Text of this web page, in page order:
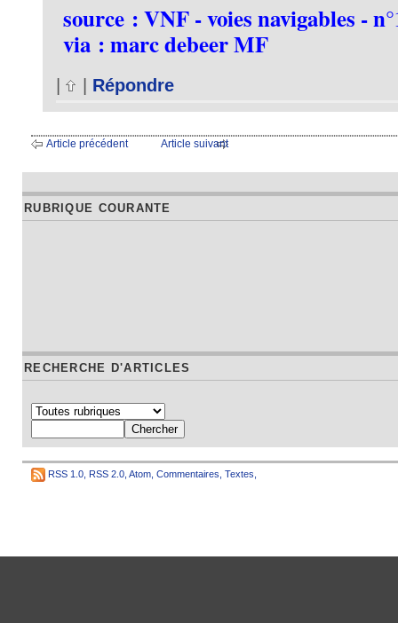
source : VNF - voies navigables -
via : marc debeer MF
Répondre
Article précédent Article suivant
RUBRIQUE COURANTE
RECHERCHE D'ARTICLES
RSS 1.0 RSS 2.0 Atom Commentaires Textes